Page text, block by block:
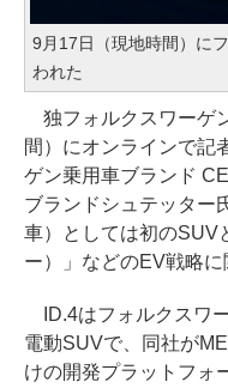
9月17日（現地時間）に
われた
独フォルクスワーゲ
間）にオンラインで記
ゲン乗用車ブランド
ブランドシュテッター
車）としては初のSUV
ー）」などのEV戦略に
ID.4はフォルクスワ
電動SUVで、同社が
けの開発プラットフォ